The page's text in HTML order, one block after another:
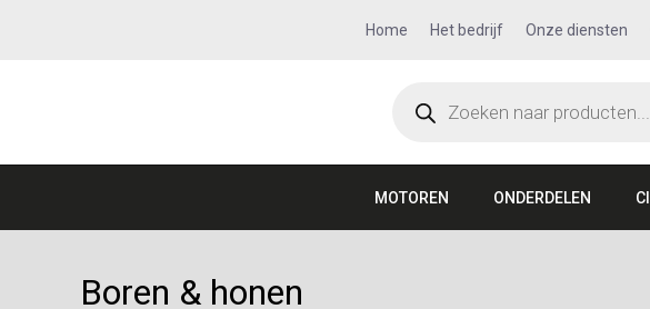
Home Het bedrijf Onze diensten
MOTOREN ONDERDELEN
Boren & honen